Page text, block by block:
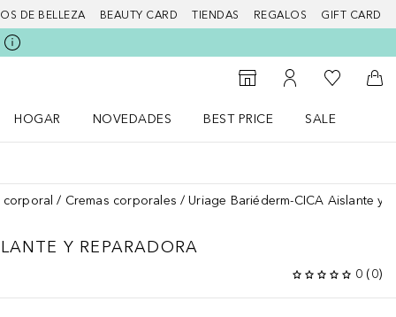
DE BELLEZA BEAUTY CARD TIENDAS REGALOS GIFT CARD
Al Storefinder
Mi cuenta
Mi lista de
A
HOGAR
NOVEDADES
BEST PRICE
SALE
Cremas corporales Uriage Bariéderm-CICA Aislante y
Y REPARADORA
0 (0)